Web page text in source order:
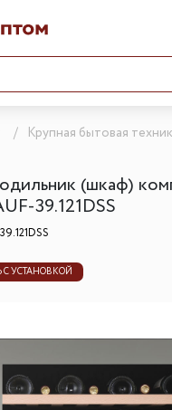
Крупная бытовая
(шкаф)
39.121DSS
УСТАНОВКОЙ